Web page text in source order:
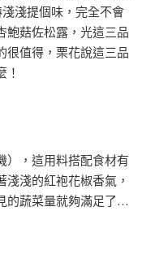
淺提個味，完全不會
鮑菇佐松露，光這三品
很值得，栗花說這三品
！
），這用料搭配食材有
淺的紅袍花椒香氣，
的蔬菜量就夠滿足了…